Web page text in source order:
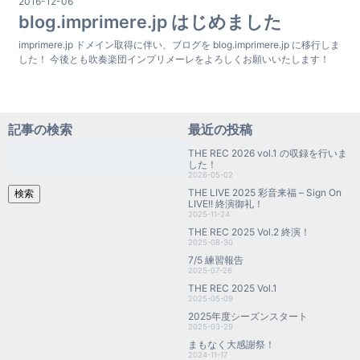
blog.imprimere.jp はじめました
imprimere.jp ドメイン取得に伴い、ブログを blog.imprimere.jp に移行しま
した！ 今後とも吹奏楽団インプリメーレをよろしくお願いいたします！
記事の検索
検索
最近の投稿
THE REC 2026 vol.1 の収録を行いま
した！
2026-05-02
THE LIVE 2025 彩音来福 – Sign On
LIVE!! 終演御礼！
2025-11-24
THE REC 2025 Vol.2 終演！
2025-08-30
7/5 練習報告
2025-07-26
THE REC 2025 Vol.1
2025-05-09
2025年度シーズンスタート
2025-03-29
まもなく大感謝祭！
2024-11-17